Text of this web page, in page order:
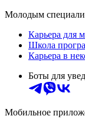
Молодым
Карьера для
Школа
Карьера в
Боты для
Мобильное